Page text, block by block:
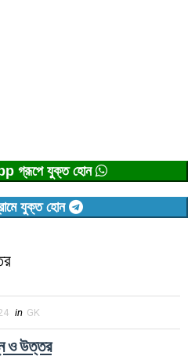
গ্রূপে যুক্ত হোন
যুক্ত হোন
in GK
ও উত্তর